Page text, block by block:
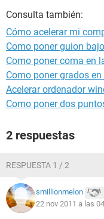
Consulta también:
Cómo acelerar mi
Como poner guion
Como poner coma en
Como poner grados
Acelerar ordenador
Como poner dos
2 respuestas
RESPUESTA 1 / 2
smillionmelon
22 nov 2011 a las